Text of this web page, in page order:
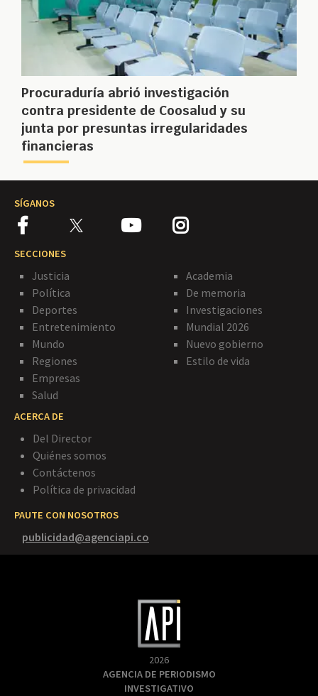
Procuraduría abrió investigación
contra presidente de Coosalud y su
junta por presuntas irregularidades
financieras
SÍGANOS
SECCIONES
Justicia
Política
Deportes
Entretenimiento
Mundo
Regiones
Empresas
Salud
Academia
De memoria
Investigaciones
Mundial 2026
Nuevo gobierno
Estilo de vida
ACERCA DE
Del Director
Quiénes somos
Contáctenos
Política de privacidad
PAUTE CON NOSOTROS
publicidad@agenciapi.co
2026
AGENCIA DE PERIODISMO
INVESTIGATIVO